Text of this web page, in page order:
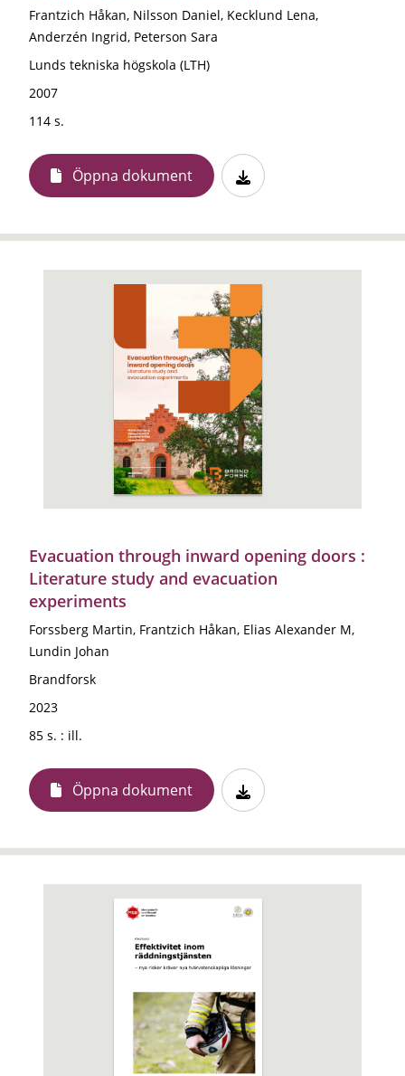
Frantzich Håkan, Nilsson Daniel, Kecklund Lena,
Anderzén Ingrid, Peterson Sara
Lunds tekniska högskola (LTH)
2007
114 s.
Öppna dokument
Evacuation through inward opening doors :
Literature study and evacuation
experiments
Forssberg Martin, Frantzich Håkan, Elias Alexander M,
Lundin Johan
Brandforsk
2023
85 s. : ill.
Öppna dokument